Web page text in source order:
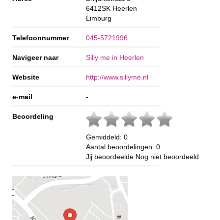
6412SK Heerlen
Limburg
Telefoonnummer 045-5721996
Navigeer naar Silly me in Heerlen
Website http://www.sillyme.nl
e-mail -
Beoordeling
Gemiddeld: 0
Aantal beoordelingen: 0
Jij beoordeelde Nog niet beoordeeld